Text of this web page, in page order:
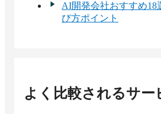
AI開発会社おすすめ18
び方ポイント
よく比較されるサー